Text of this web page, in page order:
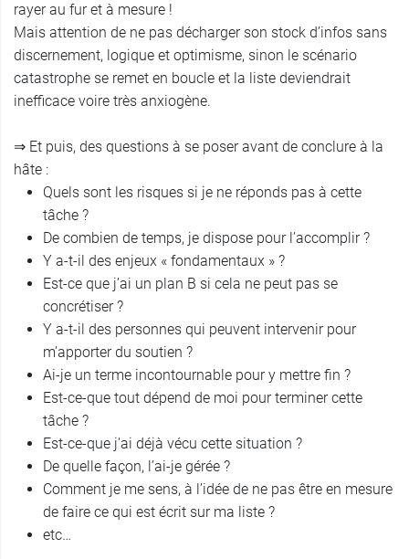
rayer au fur et à mesure !
Mais attention de ne pas décharger son stock d’infos sans
discernement, logique et optimisme, sinon le scénario
catastrophe se remet en boucle et la liste deviendrait
inefficace voire très anxiogène.
⇒ Et puis, des questions à se poser avant de conclure à la
hâte :
Quels sont les risques si je ne réponds pas à cette
tâche ?
De combien de temps, je dispose pour l’accomplir ?
Y a-t-il des enjeux « fondamentaux » ?
Est-ce que j’ai un plan B si cela ne peut pas se
concrétiser ?
Y a-t-il des personnes qui peuvent intervenir pour
m’apporter du soutien ?
Ai-je un terme incontournable pour y mettre fin ?
Est-ce-que tout dépend de moi pour terminer cette
tâche ?
Est-ce-que j’ai déjà vécu cette situation ?
De quelle façon, l’ai-je gérée ?
Comment je me sens, à l’idée de ne pas être en mesure
de faire ce qui est écrit sur ma liste ?
etc…